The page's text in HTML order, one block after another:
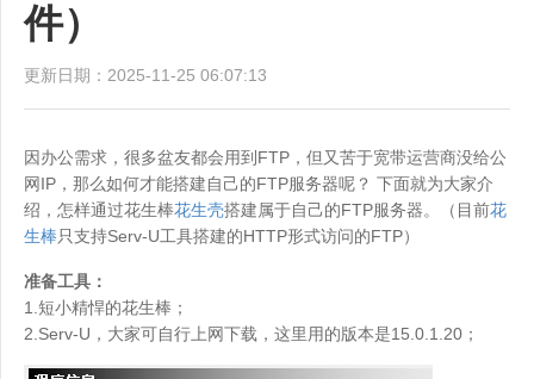
件）
更新日期：2025-11-25 06:07:13
因办公需求，很多盆友都会用到FTP，但又苦于宽带运营商没给公
网IP，那么如何才能搭建自己的FTP服务器呢？ 下面就为大家介
绍，怎样通过花生棒花生壳搭建属于自己的FTP服务器。（目前花
生棒只支持Serv-U工具搭建的HTTP形式访问的FTP）
准备工具：
1.短小精悍的花生棒；
2.Serv-U，大家可自行上网下载，这里用的版本是15.0.1.20；